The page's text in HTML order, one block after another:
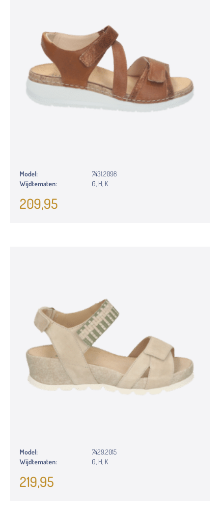
Model:
7431.2098
Wijdtematen:
G, H, K
209,95
Model:
7429.2015
Wijdtematen:
G, H, K
219,95